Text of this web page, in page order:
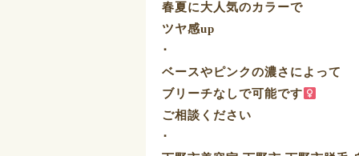
春夏に大人気のカラーで
ツヤ感up️
･
ベースやピンクの濃さによって
ブリーチなしで可能です‍
ご相談ください
･